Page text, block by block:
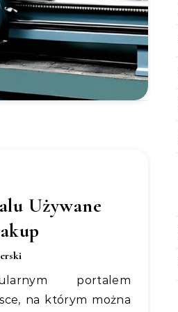
Używane
na którym można